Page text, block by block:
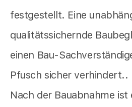
festgestellt. Eine
qualitätssichernde
einen Bau-
Pfusch sicher verhindert..
Nach der Bauabnahme ist